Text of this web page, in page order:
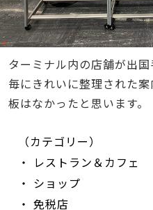
ターミナル内の店舗が出
毎にきれいに整理された
板はなかったと思います。
（カテゴリー）
・ レストラン＆カフェ
・ ショップ
・ 免税店